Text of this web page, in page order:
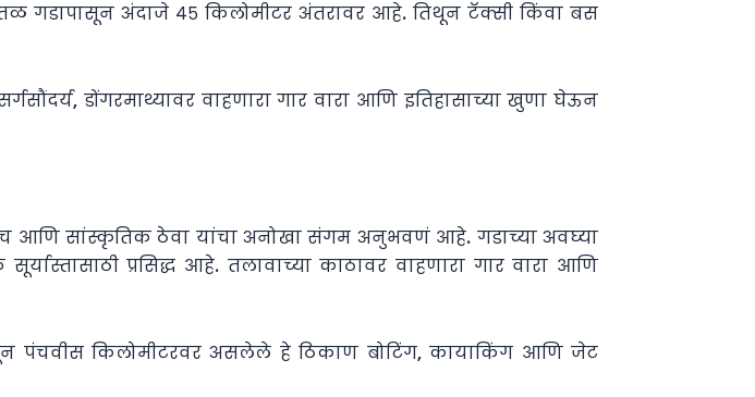
गडापासून अंदाजे ४५ किलोमीटर अंतरावर आहे. तिथून टॅक्सी किंवा बस
डोंगरमाथ्यावर वाहणारा गार वारा आणि इतिहासाच्या खुणा घेऊन
आणि सांस्कृतिक ठेवा यांचा अनोखा संगम अनुभवणं आहे. गडाच्या अवघ्या
प्रसिद्ध आहे. तलावाच्या काठावर वाहणारा गार वारा आणि
पंचवीस किलोमीटरवर असलेले हे ठिकाण बोटिंग, कायाकिंग आणि जेट